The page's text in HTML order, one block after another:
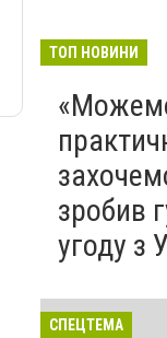
ТОП НОВИНИ
зробив
угоду з
СПЕЦТЕМА